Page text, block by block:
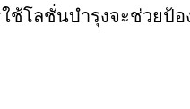
ช้โลชั่นบำรุงจะช่วยป้